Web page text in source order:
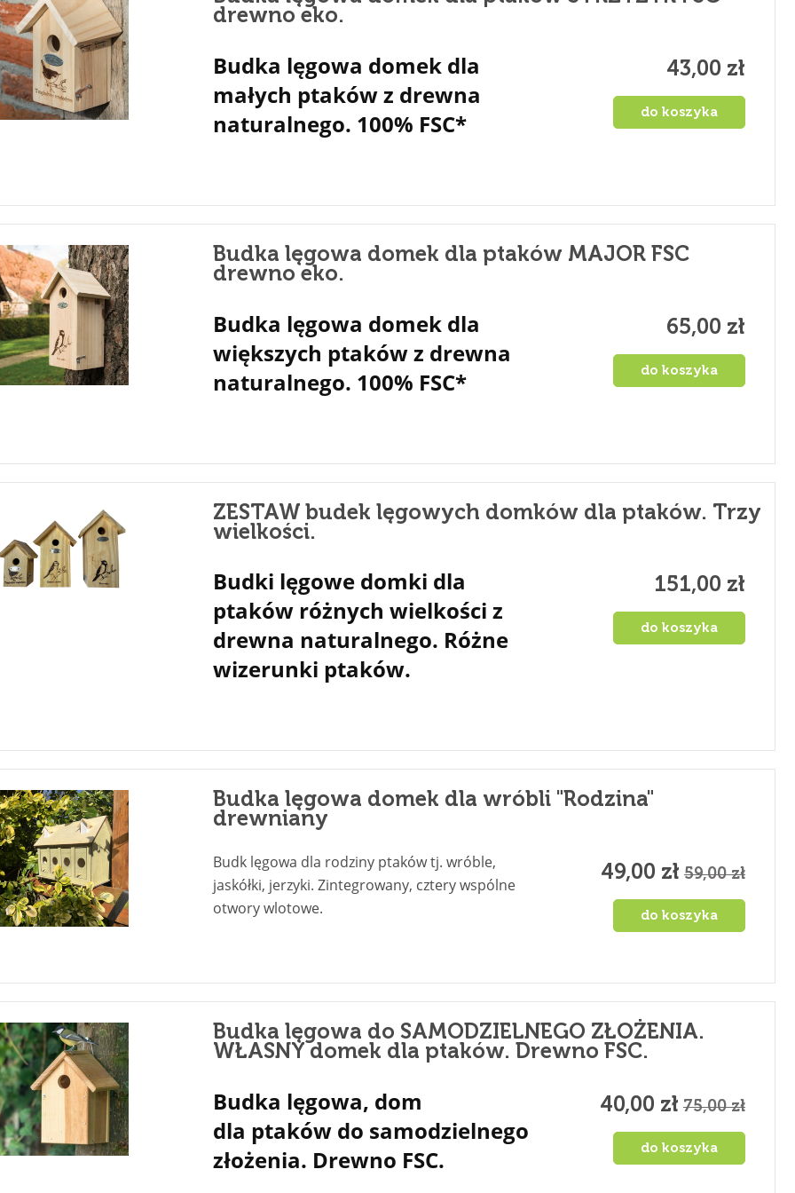
drewno eko.
Budka lęgowa domek dla
małych ptaków z drewna
naturalnego. 100% FSC*
43,00 zł
do koszyka
Budka lęgowa domek dla ptaków MAJOR FSC
drewno eko.
Budka lęgowa domek dla
większych ptaków z drewna
naturalnego. 100% FSC*
65,00 zł
do koszyka
ZESTAW budek lęgowych domków dla ptaków. Trzy
wielkości.
Budki lęgowe domki dla
ptaków różnych wielkości z
drewna naturalnego. Różne
wizerunki ptaków.
151,00 zł
do koszyka
Budka lęgowa domek dla wróbli "Rodzina"
drewniany
Budk lęgowa dla rodziny ptaków tj. wróble,
jaskółki, jerzyki. Zintegrowany, cztery wspólne
otwory wlotowe.
49,00 zł 59,00 zł
do koszyka
Budka lęgowa do SAMODZIELNEGO ZŁOŻENIA.
WŁASNY domek dla ptaków. Drewno FSC.
Budka lęgowa, dom
dla ptaków do samodzielnego
złożenia. Drewno FSC.
40,00 zł 75,00 zł
do koszyka